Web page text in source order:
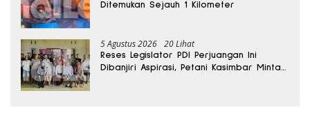
Ditemukan Sejauh 1 Kilometer
5 Agustus 2026 20 Lihat
Reses Legislator PDI Perjuangan Ini
Dibanjiri Aspirasi, Petani Kasimbar Minta